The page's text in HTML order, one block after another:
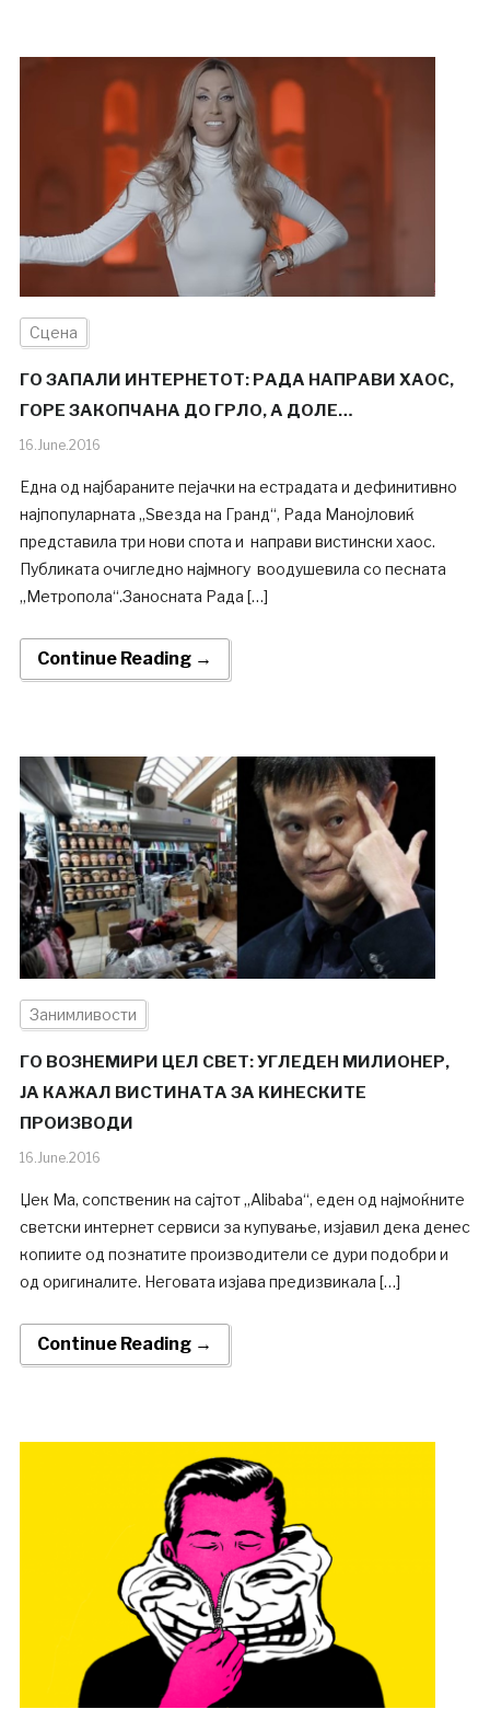
Сцена
ГО ЗАПАЛИ ИНТЕРНЕТОТ: РАДА НАПРАВИ ХАОС,
ГОРЕ ЗАКОПЧАНА ДО ГРЛО, А ДОЛЕ…
16.June.2016
Една од најбараните пејачки на естрадата и дефинитивно
најпопуларната „Ѕвезда на Гранд“, Рада Манојловиќ
представила три нови спота и направи вистински хаос.
Публиката очигледно најмногу воодушевила со песната
„Метропола“.Заносната Рада […]
Continue Reading →
Занимливости
ГО ВОЗНЕМИРИ ЦЕЛ СВЕТ: УГЛЕДЕН МИЛИОНЕР,
ЈА КАЖАЛ ВИСТИНАТА ЗА КИНЕСКИТЕ
ПРОИЗВОДИ
16.June.2016
Џек Ма, сопственик на сајтот „Alibaba“, еден од најмоќните
светски интернет сервиси за купување, изјавил дека денес
копиите од познатите производители се дури подобри и
од оригиналите. Неговата изјава предизвикала […]
Continue Reading →